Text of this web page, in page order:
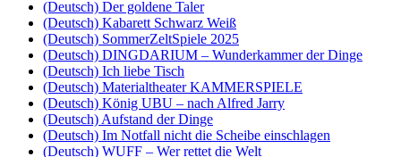
(Deutsch) Der goldene Taler
(Deutsch) Kabarett Schwarz Weiß
(Deutsch) SommerZeltSpiele 2025
(Deutsch) DINGDARIUM – Wunderkammer der Dinge
(Deutsch) Ich liebe Tisch
(Deutsch) Materialtheater KAMMERSPIELE
(Deutsch) König UBU – nach Alfred Jarry
(Deutsch) Aufstand der Dinge
(Deutsch) Im Notfall nicht die Scheibe einschlagen
(Deutsch) WUFF – Wer rettet die Welt